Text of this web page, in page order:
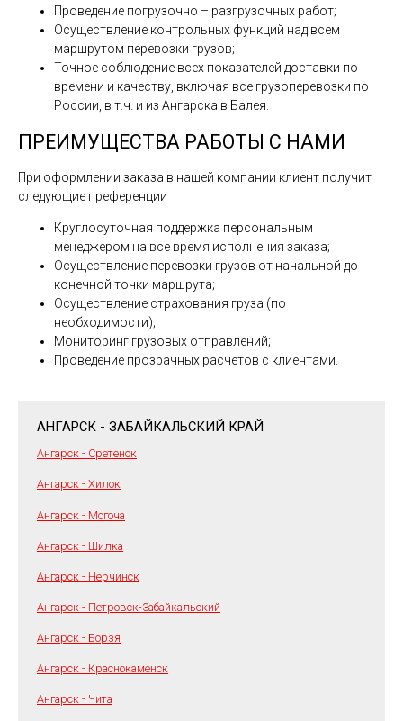
Проведение погрузочно – разгрузочных работ;
Осуществление контрольных функций над всем
маршрутом перевозки грузов;
Точное соблюдение всех показателей доставки по
времени и качеству, включая все грузоперевозки по
России, в т.ч. и из Ангарска в Балея.
ПРЕИМУЩЕСТВА РАБОТЫ С НАМИ
При оформлении заказа в нашей компании клиент получит
следующие преференции
Круглосуточная поддержка персональным
менеджером на все время исполнения заказа;
Осуществление перевозки грузов от начальной до
конечной точки маршрута;
Осуществление страхования груза (по
необходимости);
Мониторинг грузовых отправлений;
Проведение прозрачных расчетов с клиентами.
АНГАРСК - ЗАБАЙКАЛЬСКИЙ КРАЙ
Ангарск - Сретенск
Ангарск - Хилок
Ангарск - Могоча
Ангарск - Шилка
Ангарск - Нерчинск
Ангарск - Петровск-Забайкальский
Ангарск - Борзя
Ангарск - Краснокаменск
Ангарск - Чита